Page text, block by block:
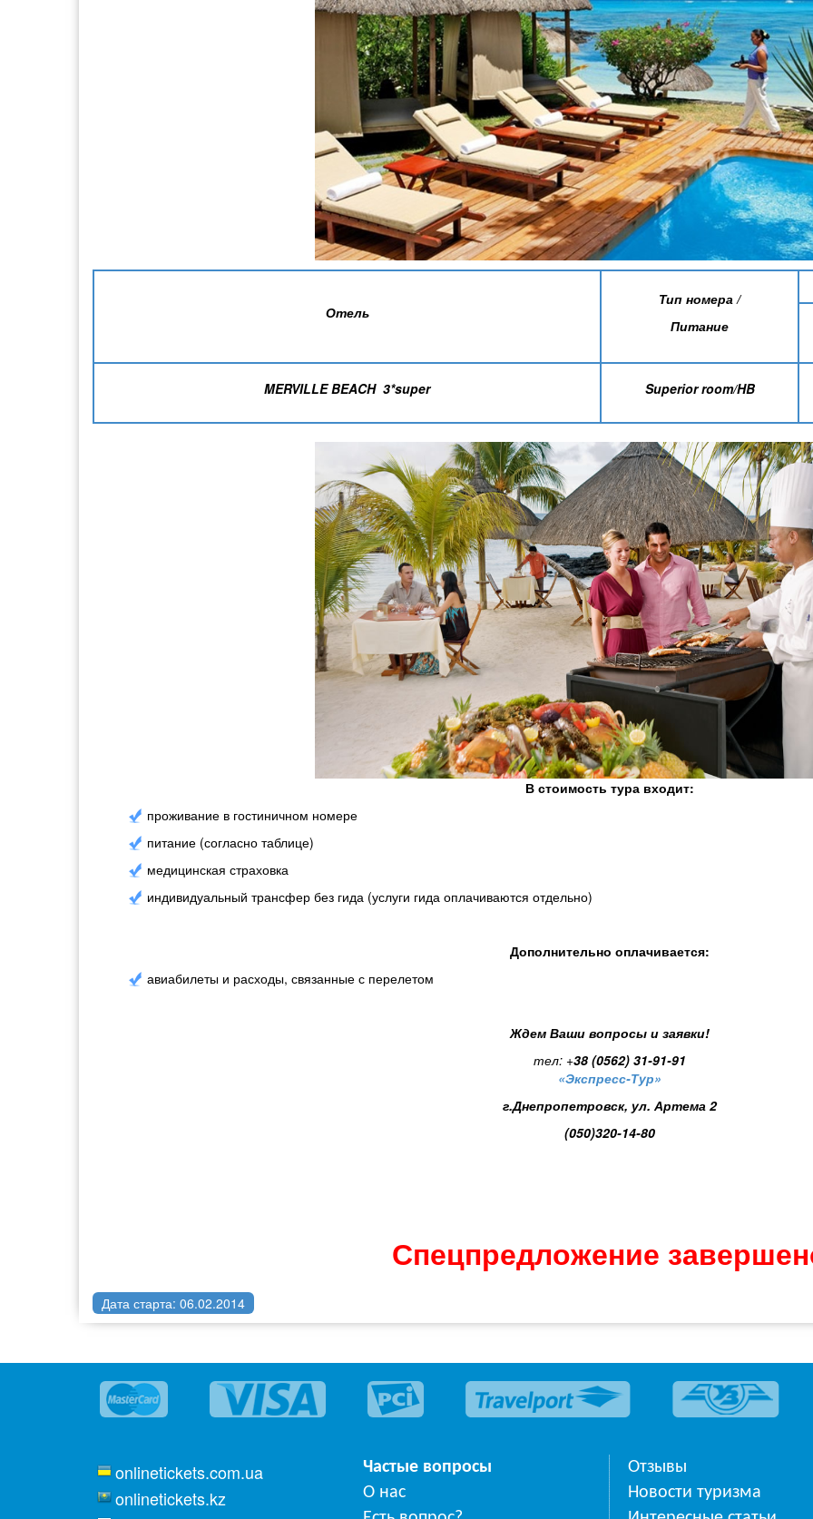
Отель
Тип номера /
Питание
MERVILLEBEACH 3*super Superior room/HB
В стоимость тура входит:
проживание в гостиничном номере
питание (согласно таблице)
медицинская страховка
индивидуальный трансфер без гида (услуги гида оплачиваются отдельно)
Дополнительно оплачивается:
авиабилеты и расходы, связанные с перелетом
Ждем Ваши вопросы и заявки!
тел: +38 (0562) 31-91-91
«Экспресс-Тур»
г.Днепропетровск, ул. Артема 2
(050)320-14-80
Спецпредложение
Дата старта: 06.02.2014
onlinetickets.com.ua
onlinetickets.kz
Частые вопросы
О нас
Отзывы
Новости туризма